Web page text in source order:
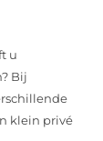
u
Bij
klein privé